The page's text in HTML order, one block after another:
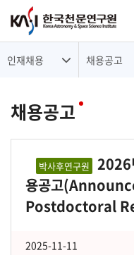
인재채용 채용공고
채용공고
박사후연구원
2026
용공고
Postdoctoral
2025-11-11